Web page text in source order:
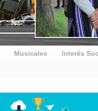
Musicales Interés